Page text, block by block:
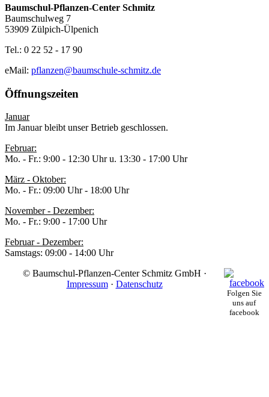
Baumschul-Pflanzen-Center Schmitz
Baumschulweg 7
53909 Zülpich-Ülpenich
Tel.: 0 22 52 - 17 90
eMail: pflanzen@baumschule-schmitz.de
Öffnungszeiten
Januar
Im Januar bleibt unser Betrieb geschlossen.
Februar:
Mo. - Fr.: 9:00 - 12:30 Uhr u. 13:30 - 17:00 Uhr
März - Oktober:
Mo. - Fr.: 09:00 Uhr - 18:00 Uhr
November - Dezember:
Mo. - Fr.: 9:00 - 17:00 Uhr
Februar - Dezember:
Samstags: 09:00 - 14:00 Uhr
Folgen Sie
uns auf
facebook
© Baumschul-Pflanzen-Center Schmitz GmbH ·
Impressum· Datenschutz